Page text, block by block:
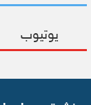
يوتيوب